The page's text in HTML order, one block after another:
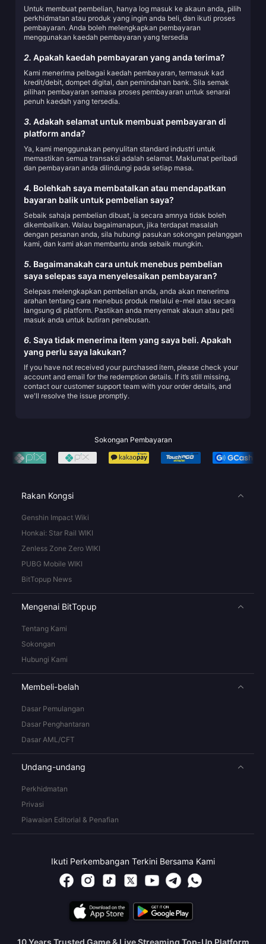
Untuk membuat pembelian, hanya log masuk ke akaun anda, pilih
perkhidmatan atau produk yang ingin anda beli, dan ikuti proses
pembayaran. Anda boleh melengkapkan pembayaran
menggunakan kaedah pembayaran yang tersedia
2. Apakah kaedah pembayaran yang anda terima?
Kami menerima pelbagai kaedah pembayaran, termasuk kad
kredit/debit, dompet digital, dan pemindahan bank. Sila semak
pilihan pembayaran semasa proses pembayaran untuk senarai
penuh kaedah yang tersedia.
3. Adakah selamat untuk membuat pembayaran di
platform anda?
Ya, kami menggunakan penyulitan standard industri untuk
memastikan semua transaksi adalah selamat. Maklumat peribadi
dan pembayaran anda dilindungi pada setiap masa.
4. Bolehkah saya membatalkan atau mendapatkan
bayaran balik untuk pembelian saya?
Sebaik sahaja pembelian dibuat, ia secara amnya tidak boleh
dikembalikan. Walau bagaimanapun, jika terdapat masalah
dengan pesanan anda, sila hubungi pasukan sokongan pelanggan
kami, dan kami akan membantu anda sebaik mungkin.
5. Bagaimanakah cara untuk menebus pembelian
saya selepas saya menyelesaikan pembayaran?
Selepas melengkapkan pembelian anda, anda akan menerima
arahan tentang cara menebus produk melalui e-mel atau secara
langsung di platform. Pastikan anda menyemak akaun atau peti
masuk anda untuk butiran penebusan.
6. Saya tidak menerima item yang saya beli. Apakah
yang perlu saya lakukan?
If you have not received your purchased item, please check your
account and email for the redemption details. If it’s still missing,
contact our customer support team with your order details, and
we'll resolve the issue promptly.
Sokongan Pembayaran
Rakan Kongsi
Genshin Impact Wiki
Honkai: Star Rail WIKI
Zenless Zone Zero WIKI
PUBG Mobile WIKI
BitTopup News
Mengenai BitTopup
Tentang Kami
Sokongan
Hubungi Kami
Membeli-belah
Dasar Pemulangan
Dasar Penghantaran
Dasar AML/CFT
Undang-undang
Perkhidmatan
Privasi
Piawaian Editorial & Penafian
Ikuti Perkembangan Terkini Bersama Kami
10 Years Trusted Game & Live Streaming Top-Up Platform